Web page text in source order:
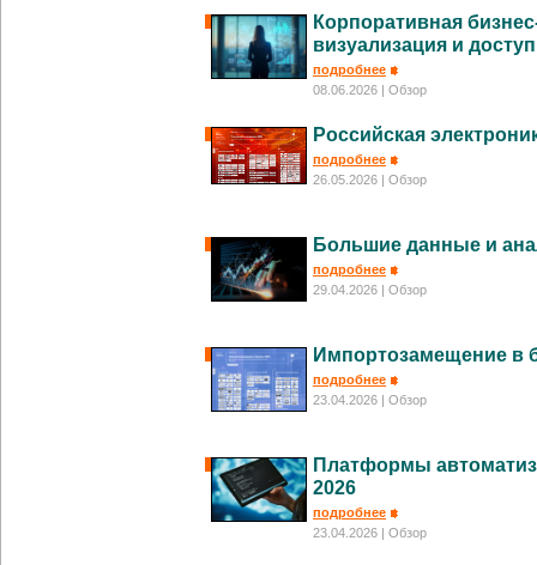
Корпоративная
визуализация и
подробнее
08.06.2026
| Обзор
Российская
подробнее
26.05.2026
| Обзор
Большие данные и
подробнее
29.04.2026
| Обзор
Импортозамещение в
подробнее
23.04.2026
| Обзор
Платформы
2026
подробнее
23.04.2026
| Обзор